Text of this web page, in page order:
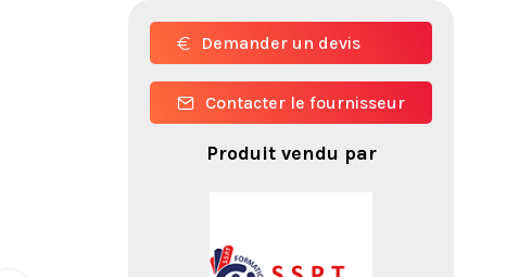
Demander un devis
Contacter le fournisseur
Produit vendu par